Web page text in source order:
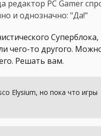
редактор PC Gamer
и однозначно: "Да!"
Суперблока,
чего-то другого.
Решать вам.
Elysium, но пока что игры